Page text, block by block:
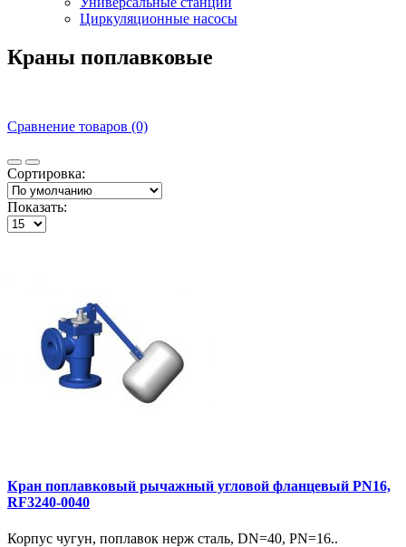
Циркуляционные насосы
Краны поплавковые
Сравнение товаров (0)
Сортировка:
Показать:
Кран поплавковый рычажный угловой фланцевый PN16,
RF3240-0040
Корпус чугун, поплавок нерж сталь, DN=40, PN=16..